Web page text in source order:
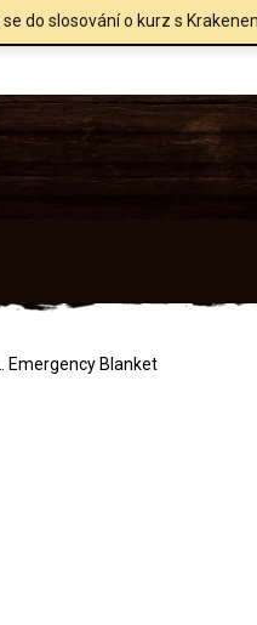
do slosování o kurz s
Emergency Blanket